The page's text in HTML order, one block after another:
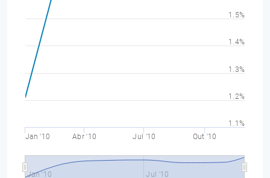
Jan '10 Abr '10 Jul '10 Out '10
Jan '10 Jul '10
1.1%
1.2%
1.3%
1.4%
1.5%